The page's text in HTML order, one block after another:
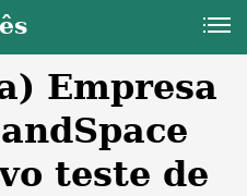
Empresa
teste de